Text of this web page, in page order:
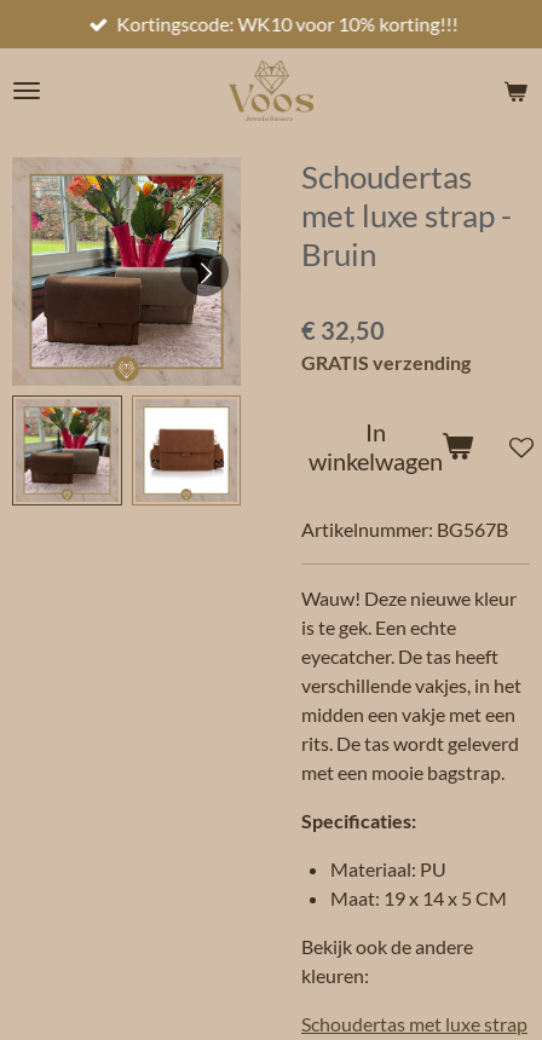
direct
naar
Kortingscode: WK10 voor 10% korting!!!
Schoudertas
met luxe strap -
Bruin
€ 32,50
GRATIS verzending
In
winkelwagen
Artikelnummer: BG567B
Wauw! Deze nieuwe kleur
is te gek. Een echte
eyecatcher. De tas heeft
verschillende vakjes, in het
midden een vakje met een
rits. De tas wordt geleverd
met een mooie bagstrap.
Specificaties:
Materiaal: PU
Maat: 19 x 14 x 5 CM
Bekijk ook de andere
kleuren:
Schoudertas met luxe strap